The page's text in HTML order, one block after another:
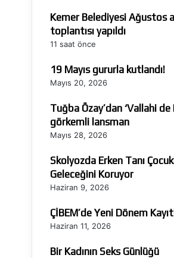
Kemer Belediyesi Ağustos
toplantısı yapıldı
11 saat önce
19 Mayıs gururla kutlandı!
Mayıs 20, 2026
Tuğba Özay’dan ‘Vallahi
görkemli lansman
Mayıs 28, 2026
Skolyozda Erken Tanı
Geleceğini Koruyor
Haziran 9, 2026
ÇİBEM’de Yeni Dönem
Haziran 11, 2026
Bir Kadının Seks Günlüğü